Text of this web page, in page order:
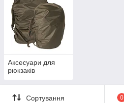
Аксесуари для
рюкзаків
Сортування 0